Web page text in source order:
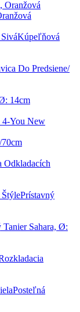
Kúpeľňová
Do Predsiene/
14cm
You New
Odkladacích
Prístavný
Tanier Sahara, Ø:
Posteľná